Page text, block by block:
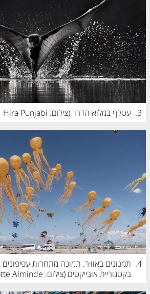
3. עטלף במלוא הדרו  (צילום: Hira Punjabi
4.
בקטגוריית אובייקטים (צילום: Sussi Charlotte Alminde